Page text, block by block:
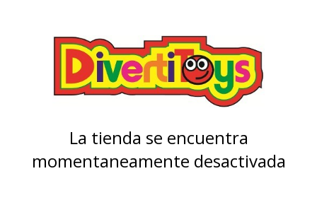
La tienda se encuentra
momentaneamente desactivada